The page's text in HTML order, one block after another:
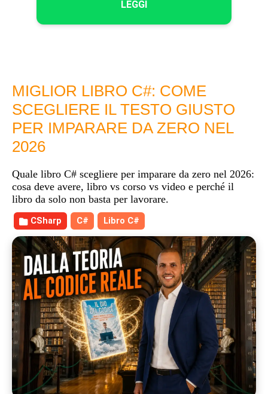
LEGGI
MIGLIOR LIBRO C#: COME
SCEGLIERE IL TESTO GIUSTO
PER IMPARARE DA ZERO NEL
2026
Quale libro C# scegliere per imparare da zero nel 2026:
cosa deve avere, libro vs corso vs video e perché il
libro da solo non basta per lavorare.
CSharp C# Libro C#